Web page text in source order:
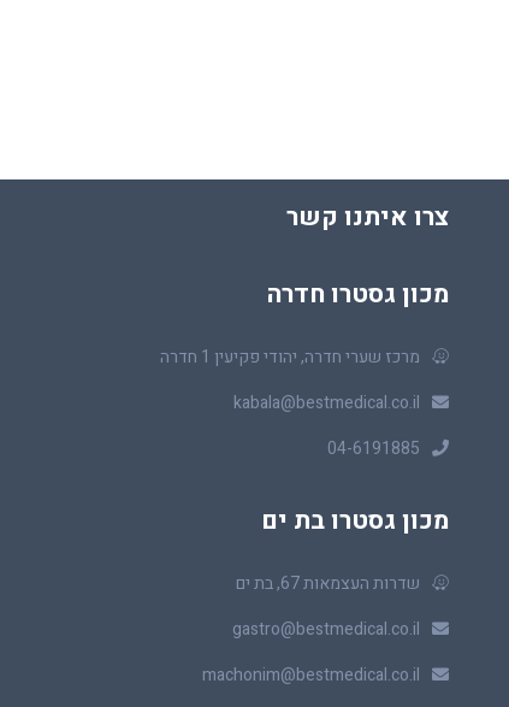
צרו איתנו קשר
מכון גסטרו חדרה
מרכז שערי חדרה, יהודי פקיעין 1 חדרה
kabala@bestmedical.co.il
04-6191885
מכון גסטרו בת ים
שדרות העצמאות 67, בת ים
gastro@bestmedical.co.il
machonim@bestmedical.co.il